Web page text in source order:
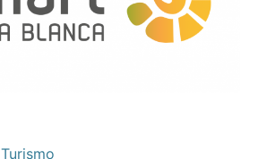
Turismo